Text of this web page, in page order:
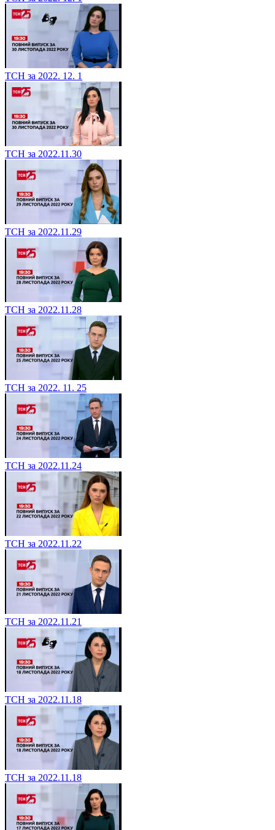
ТСН за 2022. 12. 1
ТСН за 2022.11.30
ТСН за 2022.11.29
ТСН за 2022.11.28
ТСН за 2022. 11. 25
ТСН за 2022.11.24
ТСН за 2022.11.22
ТСН за 2022.11.21
ТСН за 2022.11.18
ТСН за 2022.11.18